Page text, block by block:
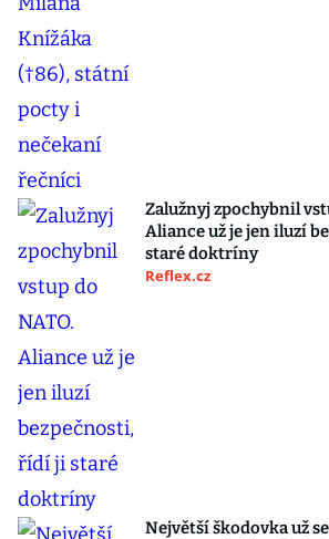
Zalužnyj zpochybnil
Aliance už je jen iluzí
staré doktríny
Reflex.cz
Největší škodovka už